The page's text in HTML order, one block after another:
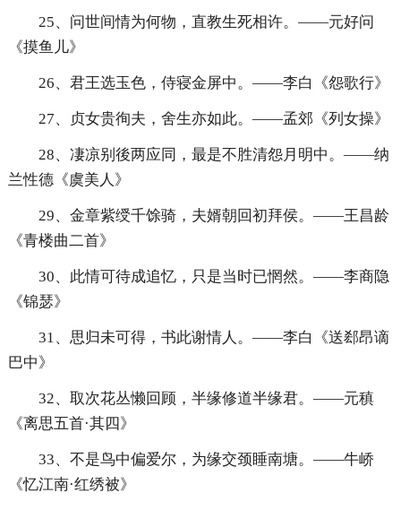
25、问世间情为何物，直教生死相许。——元好问
《摸鱼儿》
26、君王选玉色，侍寝金屏中。——李白《怨歌行》
27、贞女贵徇夫，舍生亦如此。——孟郊《列女操》
28、凄凉别後两应同，最是不胜清怨月明中。——纳
兰性德《虞美人》
29、金章紫绶千馀骑，夫婿朝回初拜侯。——王昌龄
《青楼曲二首》
30、此情可待成追忆，只是当时已惘然。——李商隐
《锦瑟》
31、思归未可得，书此谢情人。——李白《送郄昂谪
巴中》
32、取次花丛懒回顾，半缘修道半缘君。——元稹
《离思五首·其四》
33、不是鸟中偏爱尔，为缘交颈睡南塘。——牛峤
《忆江南·红绣被》